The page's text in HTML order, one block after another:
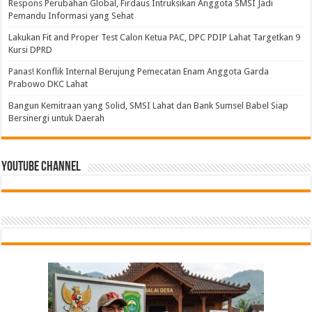
Respons Perubahan Global, Firdaus Intruksikan Anggota SMSI Jadi
Pemandu Informasi yang Sehat
Lakukan Fit and Proper Test Calon Ketua PAC, DPC PDIP Lahat Targetkan 9
Kursi DPRD
Panas! Konflik Internal Berujung Pemecatan Enam Anggota Garda
Prabowo DKC Lahat
Bangun Kemitraan yang Solid, SMSI Lahat dan Bank Sumsel Babel Siap
Bersinergi untuk Daerah
Youtube Channel